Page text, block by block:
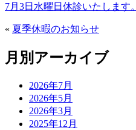
7月3日水曜日休診いたします。
« 夏季休暇のお知らせ
月別アーカイブ
2026年7月
2026年5月
2026年3月
2025年12月